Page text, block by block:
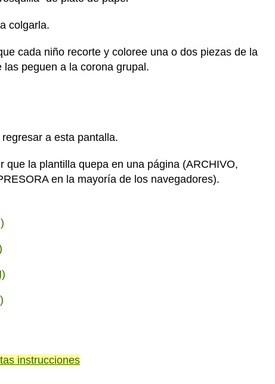
colgarla.
cada niño recorte y coloree una o dos piezas de la
peguen a la corona grupal.
a esta pantalla.
la plantilla quepa en una página (ARCHIVO,
en la mayoría de los navegadores).
instrucciones